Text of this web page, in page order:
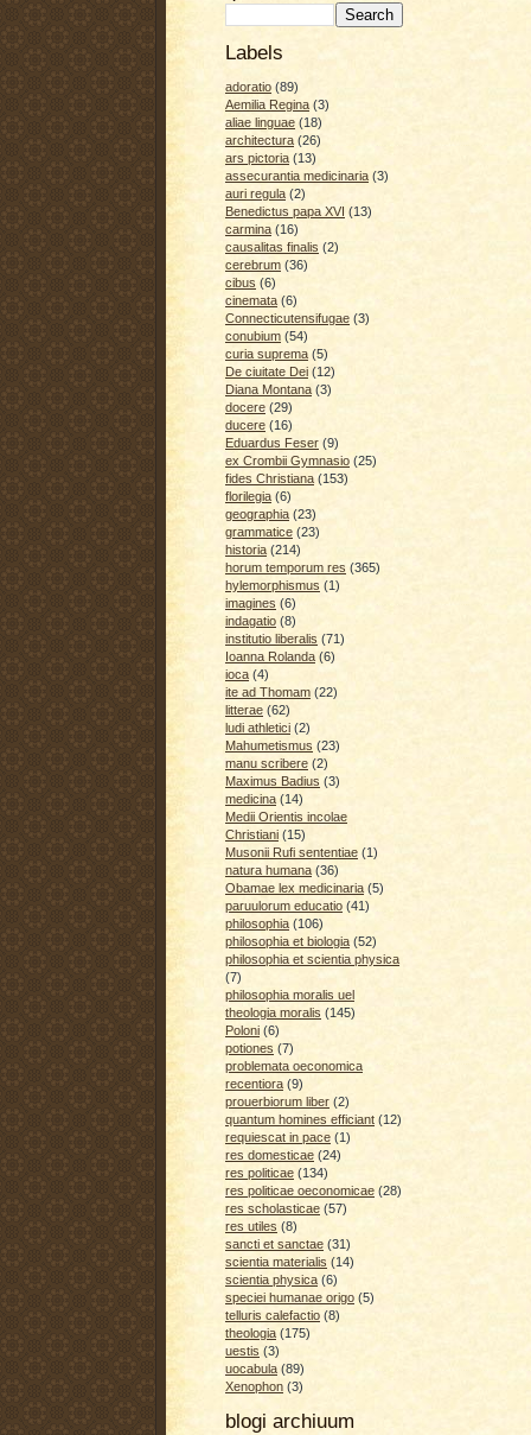
Labels
adoratio (89)
Aemilia Regina (3)
aliae linguae (18)
architectura (26)
ars pictoria (13)
assecurantia medicinaria (3)
auri regula (2)
Benedictus papa XVI (13)
carmina (16)
causalitas finalis (2)
cerebrum (36)
cibus (6)
cinemata (6)
Connecticutensifugae (3)
conubium (54)
curia suprema (5)
De ciuitate Dei (12)
Diana Montana (3)
docere (29)
ducere (16)
Eduardus Feser (9)
ex Crombii Gymnasio (25)
fides Christiana (153)
florilegia (6)
geographia (23)
grammatice (23)
historia (214)
horum temporum res (365)
hylemorphismus (1)
imagines (6)
indagatio (8)
institutio liberalis (71)
Ioanna Rolanda (6)
ioca (4)
ite ad Thomam (22)
litterae (62)
ludi athletici (2)
Mahumetismus (23)
manu scribere (2)
Maximus Badius (3)
medicina (14)
Medii Orientis incolae
Christiani (15)
Musonii Rufi sententiae (1)
natura humana (36)
Obamae lex medicinaria (5)
paruulorum educatio (41)
philosophia (106)
philosophia et biologia (52)
philosophia et scientia physica
(7)
philosophia moralis uel
theologia moralis (145)
Poloni (6)
potiones (7)
problemata oeconomica
recentiora (9)
prouerbiorum liber (2)
quantum homines efficiant (12)
requiescat in pace (1)
res domesticae (24)
res politicae (134)
res politicae oeconomicae (28)
res scholasticae (57)
res utiles (8)
sancti et sanctae (31)
scientia materialis (14)
scientia physica (6)
speciei humanae origo (5)
telluris calefactio (8)
theologia (175)
uestis (3)
uocabula (89)
Xenophon (3)
blogi archiuum